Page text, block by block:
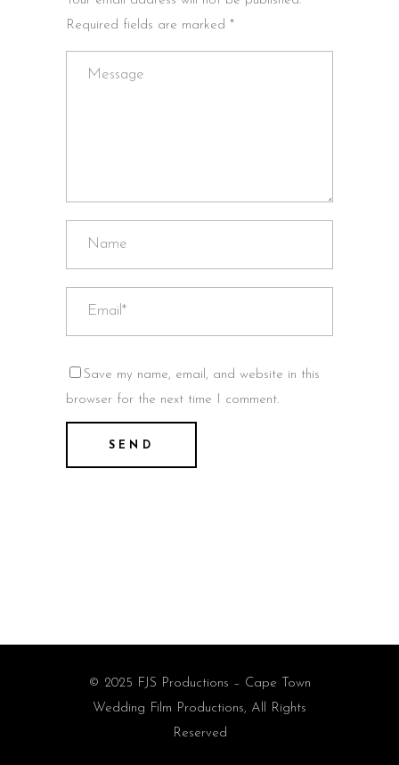
Required fields are marked *
Save my name, email, and website in this
browser for the next time I comment.
© 2025 FJS Productions – Cape Town
Wedding Film Productions, All Rights
Reserved